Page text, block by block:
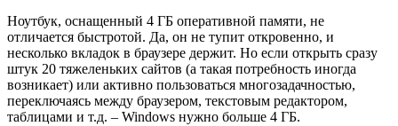
Ноутбук, оснащенный 4 ГБ оперативной памяти, не
отличается быстротой. Да, он не тупит откровенно, и
несколько вкладок в браузере держит. Но если открыть сразу
штук 20 тяжеленьких сайтов (а такая потребность иногда
возникает) или активно пользоваться многозадачностью,
переключаясь между браузером, текстовым редактором,
таблицами и т.д. – Windows нужно больше 4 ГБ.